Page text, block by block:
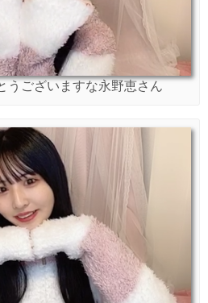
うございますな永野恵さん